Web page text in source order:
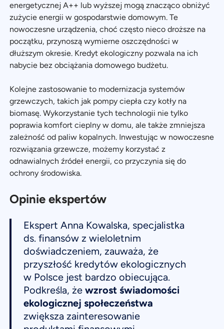
energetycznej A++ lub wyższej mogą znacząco obniżyć
zużycie energii w gospodarstwie domowym. Te
nowoczesne urządzenia, choć często nieco droższe na
początku, przynoszą wymierne oszczędności w
dłuższym okresie. Kredyt ekologiczny pozwala na ich
nabycie bez obciążania domowego budżetu.
Kolejne zastosowanie to modernizacja systemów
grzewczych, takich jak pompy ciepła czy kotły na
biomasę. Wykorzystanie tych technologii nie tylko
poprawia komfort cieplny w domu, ale także zmniejsza
zależność od paliw kopalnych. Inwestując w nowoczesne
rozwiązania grzewcze, możemy korzystać z
odnawialnych źródeł energii, co przyczynia się do
ochrony środowiska.
Opinie ekspertów
Ekspert Anna Kowalska, specjalistka
ds. finansów z wieloletnim
doświadczeniem, zauważa, że
przyszłość kredytów ekologicznych
w Polsce jest bardzo obiecująca.
Podkreśla, żewzrost świadomości
ekologicznej społeczeństwa
zwiększa zainteresowanie